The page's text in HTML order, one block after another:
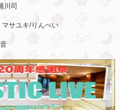
川司
サユキ/りんぺい